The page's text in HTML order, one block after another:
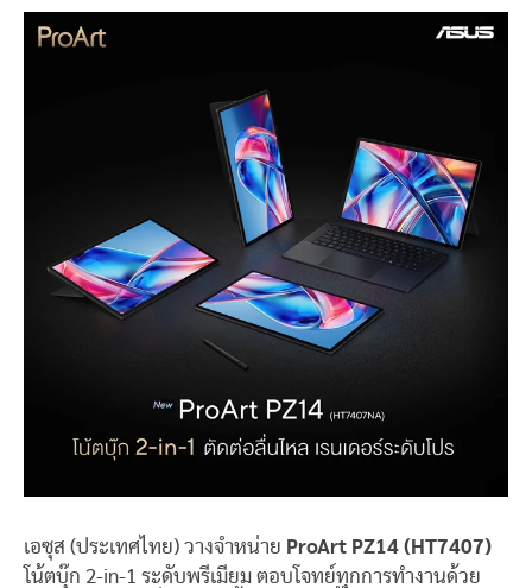
เอซุส (ประเทศไทย) วางจำหน่าย ProArt PZ14 (HT7407)
โน้ตบุ๊ก 2-in-1 ระดับพรีเมียม ตอบโจทย์ทุกการทำงานด้วย